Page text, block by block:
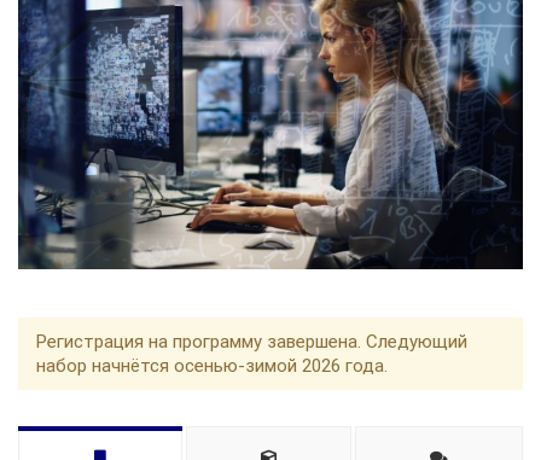
Регистрация на программу завершена. Следующий
набор начнётся осенью-зимой 2026 года.